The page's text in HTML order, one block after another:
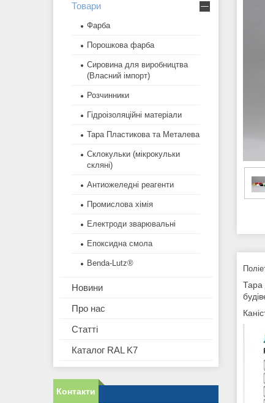
Тара
Товари
Фарба
Порошкова фарба
Сировина для виробництва
(Власний імпорт)
Розчинники
Гідроізоляційні матеріали
Тара Пластикова та Металева
Склокульки (мікрокульки
скляні)
Антиожеледні реагенти
Промислова хімія
Електроди зварювальні
Епоксидна смола
Benda-Lutz®
Новини
Про нас
Статті
Каталог RAL K7
Контакти